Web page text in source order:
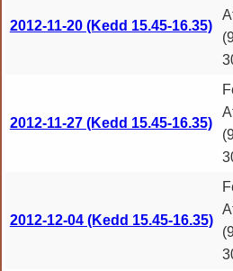
2012-11-20 (Kedd 15.45-16.35)
2012-11-27 (Kedd 15.45-16.35)
2012-12-04 (Kedd 15.45-16.35)